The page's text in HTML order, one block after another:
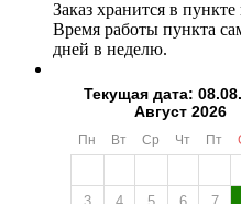
Заказ хранится в
Время работы пункта
дней в неделю.
Текущая дата:
Август 2026
Пн Вт Ср Чт Пт